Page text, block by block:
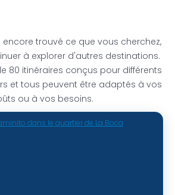
encore trouvé ce que vous cherchez,
à explorer d'autres destinations.
80 itinéraires conçus pour différents
et tous peuvent être adaptés à vos
ou à vos besoins.